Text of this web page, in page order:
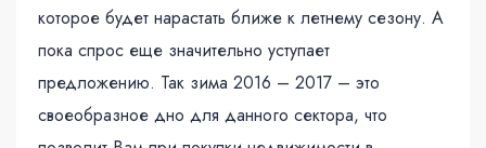
которое будет нарастать ближе к летнему сезону. А
пока спрос еще значительно уступает
предложению. Так зима 2016 – 2017 – это
своеобразное дно для данного сектора, что